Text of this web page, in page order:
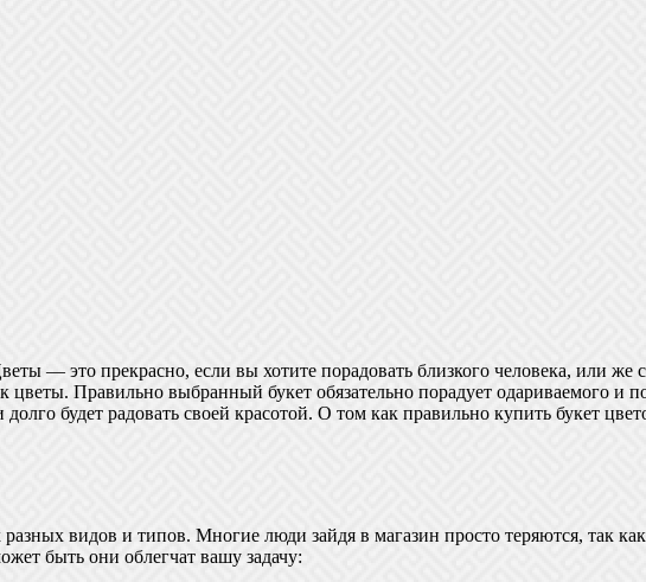
— это прекрасно, если вы хотите порадовать близкого человека, или же
Правильно выбранный букет обязательно порадует одариваемого и
будет радовать своей красотой. О том как правильно купить букет
видов и типов. Многие люди зайдя в магазин просто теряются, так
быть они облегчат вашу задачу: